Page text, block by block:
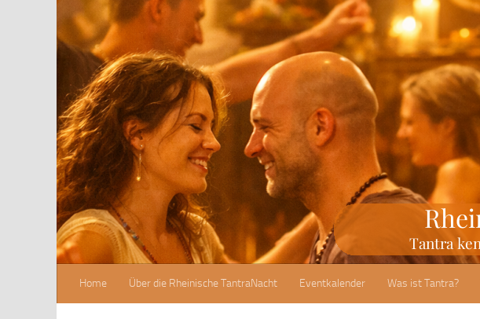
Zum Inhalt springen
Home Über die Rheinische TantraNacht Eventkalender Was ist Tantra?